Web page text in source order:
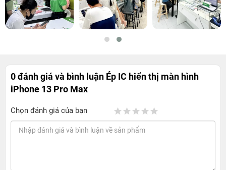
0 đánh giá và bình luận Ép IC hiển thị màn hình
iPhone 13 Pro Max
Chọn đánh giá của bạn